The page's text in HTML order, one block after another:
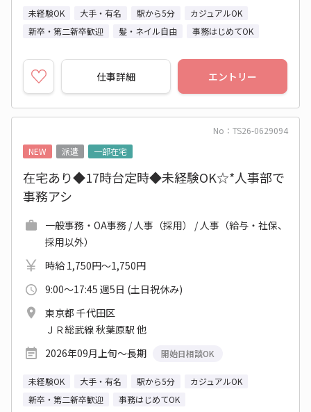
未経験OK 大手・有名 駅から5分
カジュアルOK
新卒・第二新卒歓迎
髪・ネイル自由 事務はじめてOK
仕事詳細 エントリー
No：TS26-0629094
NEW
派遣 一部在宅
在宅あり◆17時台定時◆未経験OK☆*人事部で
事務アシ
一般事務・OA事務 / 人事（採用） / 人事（給与・社保、
採用以外）
時給 1,750円～1,750円
9:00～17:45 週5日 (土日祝休み)
東京都 千代田区
ＪＲ総武線 秋葉原駅 他
2026年09月上旬～長期
開始日相談OK
未経験OK 大手・有名 駅から5分
カジュアルOK
新卒・第二新卒歓迎
事務はじめてOK